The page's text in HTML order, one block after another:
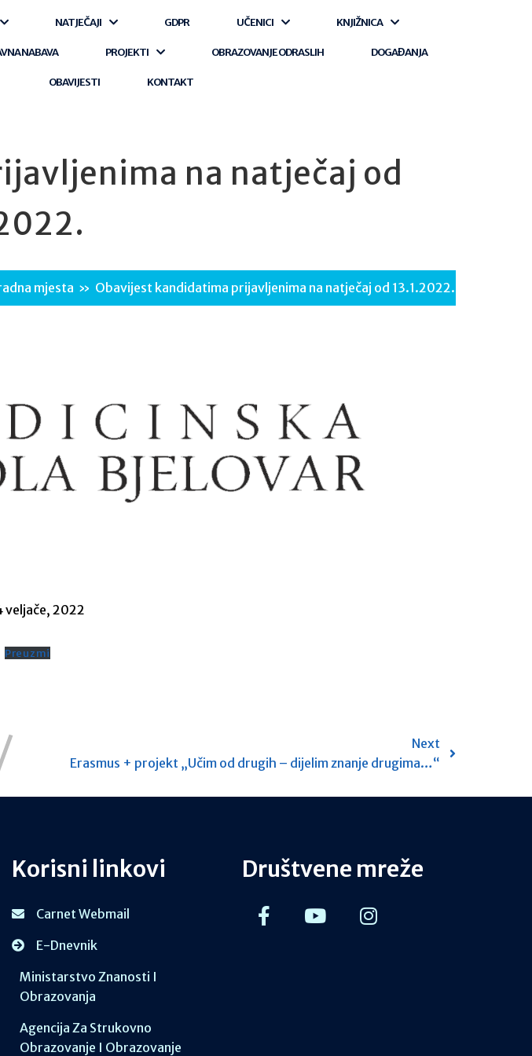
NATJEČAJI GDPR UČENICI KNJIŽNICA
NABAVA PROJEKTI OBRAZOVANJE ODRASLIH DOGAĐANJA
OBAVIJESTI KONTAKT
na natječaj od
mjesta » Obavijest kandidatima prijavljenima na natječaj od 13.1.2022.
veljače, 2022
Preuzmi
Next
Erasmus + projekt „Učim od drugih – dijelim znanje drugima…“
Korisni linkovi
Carnet Webmail
E-Dnevnik
Ministarstvo Znanosti I
Obrazovanja
Agencija Za Strukovno
Obrazovanje I Obrazovanje
Društvene mreže